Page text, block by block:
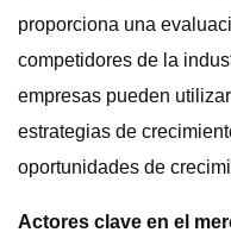
proporciona una
competidores de la
empresas pueden
estrategias de
oportunidades de
Actores clave en el